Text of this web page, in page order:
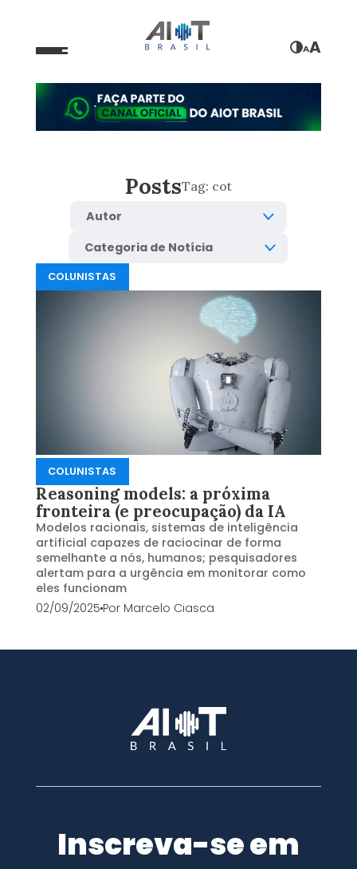
AA
PostsTag: cot
COLUNISTAS
COLUNISTAS
Reasoning models: a próxima
fronteira (e preocupação) da IA
Modelos racionais, sistemas de inteligência
artificial capazes de raciocinar de forma
semelhante a nós, humanos; pesquisadores
alertam para a urgência em monitorar como
eles funcionam
02/09/2025Por Marcelo Ciasca
Inscreva-se em